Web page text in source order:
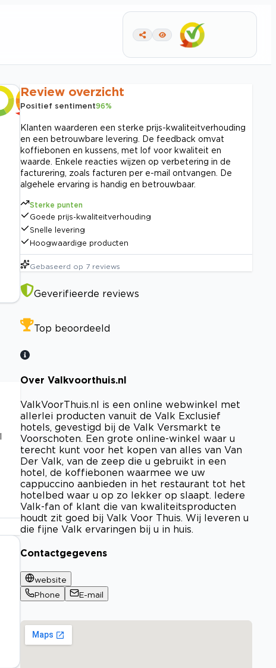
Review overzicht
Positief sentiment96%
Klanten waarderen een sterke prijs-kwaliteitverhouding
en een betrouwbare levering. De feedback omvat
koffiebonen en kussens, met lof voor kwaliteit en
waarde. Enkele reacties wijzen op verbetering in de
facturering, zoals facturen per e-mail ontvangen. De
algehele ervaring is handig en betrouwbaar.
Sterke punten
Goede prijs-kwaliteitverhouding
Snelle levering
Hoogwaardige producten
Gebaseerd op 7 reviews
Geverifieerde reviews
Top beoordeeld
Over Valkvoorthuis.nl
ValkVoorThuis.nl is een online webwinkel met
allerlei producten vanuit de Valk Exclusief
hotels, gevestigd bij de Valk Versmarkt te
Voorschoten. Een grote online-winkel waar u
terecht kunt voor het kopen van alles van Van
Der Valk, van de zeep die u gebruikt in een
hotel, de koffiebonen waarmee we uw
cappuccino aanbieden in het restaurant tot het
hotelbed waar u op zo lekker op slaapt. Iedere
Valk-fan of klant die van kwaliteitsproducten
houdt zit goed bij Valk Voor Thuis. Wij leveren u
die fijne Valk ervaringen bij u in huis.
Contactgegevens
website
Phone
E-mail